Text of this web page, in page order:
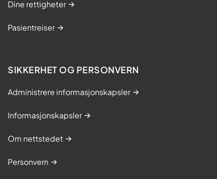
Dine rettigheter
Pasientreiser
SIKKERHET OG PERSONVERN
Administrere informasjonskapsler
Informasjonskapsler
Om nettstedet
Personvern